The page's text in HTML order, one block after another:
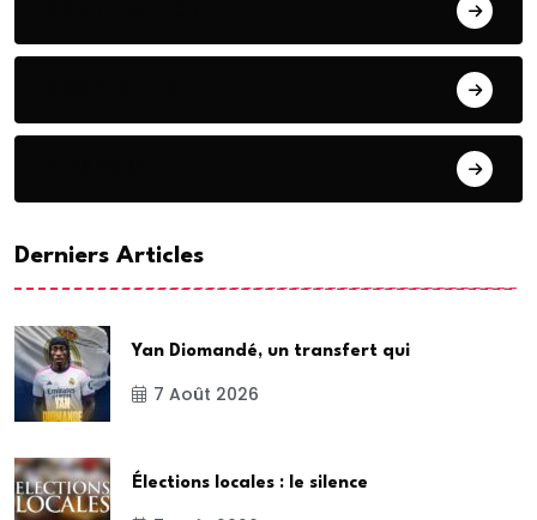
Derniers Articles
Yan Diomandé, un transfert qui
7 Août 2026
Élections locales : le silence